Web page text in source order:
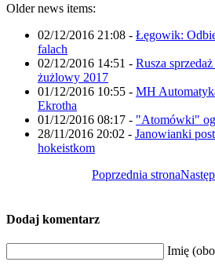
Older news items:
02/12/2016 21:08 - Łęgowik:
falach
02/12/2016 14:51 - Rusza
żużlowy 2017
01/12/2016 10:55 - MH
Ekrotha
01/12/2016 08:17 - "Atomówki"
28/11/2016 20:02 - Janowianki
hokeistkom
Poprzednia strona
Dodaj komentarz
Imię